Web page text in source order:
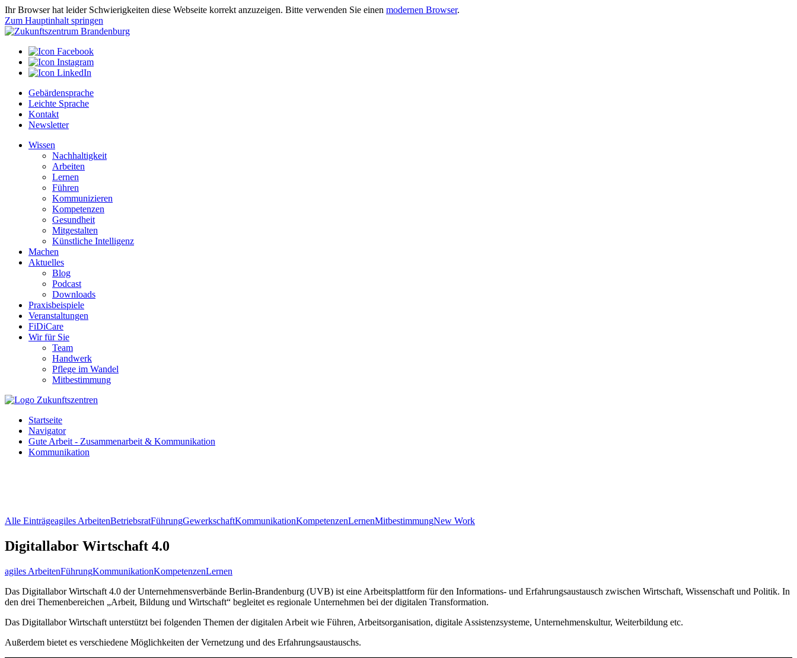
Ihr Browser hat leider Schwierigkeiten diese Webseite korrekt anzuzeigen. Bitte verwenden Sie einen modernen Browser.
Zum Hauptinhalt springen
Gebärdensprache
Leichte Sprache
Kontakt
Newsletter
Wissen
Nachhaltigkeit
Arbeiten
Lernen
Führen
Kommunizieren
Kompetenzen
Gesundheit
Mitgestalten
Künstliche Intelligenz
Machen
Aktuelles
Blog
Podcast
Downloads
Praxisbeispiele
Veranstaltungen
FiDiCare
Wir für Sie
Team
Handwerk
Pflege im Wandel
Mitbestimmung
Startseite
Navigator
Gute Arbeit - Zusammenarbeit & Kommunikation
Kommunikation
Alle Einträgeagiles ArbeitenBetriebsratFührungGewerkschaftKommunikationKompetenzenLernenMitbestimmungNew Work
Digitallabor Wirtschaft 4.0
agiles ArbeitenFührungKommunikationKompetenzenLernen
Das Digitallabor Wirtschaft 4.0 der Unternehmensverbände Berlin-Brandenburg (UVB) ist eine Arbeitsplattform für den Informations- und Erfahrungsaustausch zwischen Wirtschaft, Wissenschaft und Politik. In
den drei Themenbereichen „Arbeit, Bildung und Wirtschaft“ begleitet es regionale Unternehmen bei der digitalen Transformation.
Das Digitallabor Wirtschaft unterstützt bei folgenden Themen der digitalen Arbeit wie Führen, Arbeitsorganisation, digitale Assistenzsysteme, Unternehmenskultur, Weiterbildung etc.
Außerdem bietet es verschiedene Möglichkeiten der Vernetzung und des Erfahrungsaustauschs.